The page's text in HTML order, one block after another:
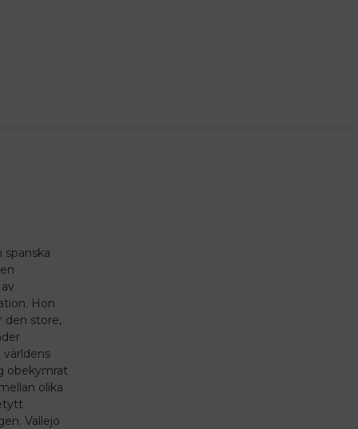
spanska
Hon
den store,
obekymrat
olika
Vallejo